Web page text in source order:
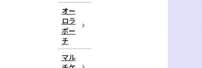
オー
ロラ
ポー
チ
マル